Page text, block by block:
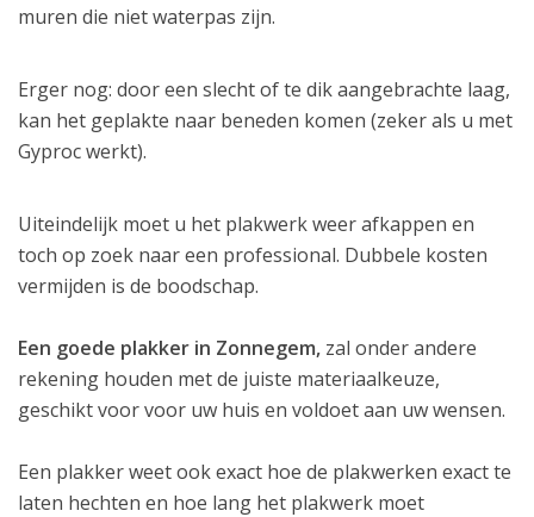
muren die niet waterpas zijn.
Erger nog: door een slecht of te dik aangebrachte laag,
kan het geplakte naar beneden komen (zeker als u met
Gyproc werkt).
Uiteindelijk moet u het plakwerk weer afkappen en
toch op zoek naar een professional. Dubbele kosten
vermijden is de boodschap.
Een goede plakker in Zonnegem, zal onder andere
rekening houden met de juiste materiaalkeuze,
geschikt voor voor uw huis en voldoet aan uw wensen.
Een plakker weet ook exact hoe de plakwerken exact te
laten hechten en hoe lang het plakwerk moet